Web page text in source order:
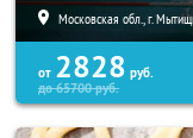
Московская обл., г.
от 2828 руб.
до65700руб.